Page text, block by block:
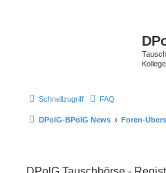
Schnellzugriff FAQ
DPolG-BPolG News Foren-